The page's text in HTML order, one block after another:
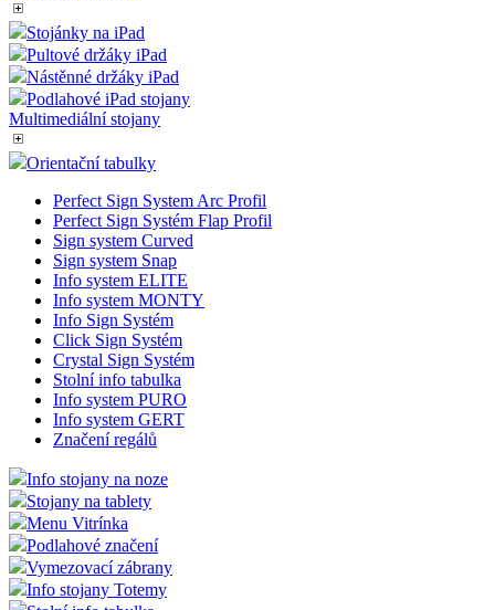
Stojánky na iPad
Pultové držáky iPad
Nástěnné držáky iPad
Podlahové iPad stojany
Multimediální stojany
Orientační tabulky
Perfect Sign System Arc Profil
Perfect Sign Systém Flap Profil
Sign system Curved
Sign system Snap
Info system ELITE
Info system MONTY
Info Sign Systém
Click Sign Systém
Crystal Sign Systém
Stolní info tabulka
Info system PURO
Info system GERT
Značení regálů
Info stojany na noze
Stojany na tablety
Menu Vitrínka
Podlahové značení
Vymezovací zábrany
Info stojany Totemy